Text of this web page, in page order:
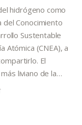
hidrógeno como
Conocimiento
Sustentable
Atómica (CNEA), a
El
liviano de la…